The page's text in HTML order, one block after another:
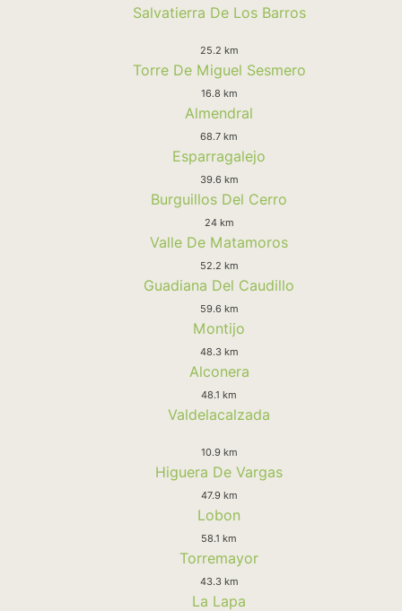
Salvatierra De Los Barros
25.2 km
Torre De Miguel Sesmero
16.8 km
Almendral
68.7 km
Esparragalejo
39.6 km
Burguillos Del Cerro
24 km
Valle De Matamoros
52.2 km
Guadiana Del Caudillo
59.6 km
Montijo
48.3 km
Alconera
48.1 km
Valdelacalzada
10.9 km
Higuera De Vargas
47.9 km
Lobon
58.1 km
Torremayor
43.3 km
La Lapa